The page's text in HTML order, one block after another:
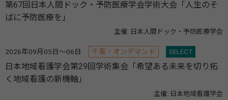
第67回日本人間ドック・予防医療学会学術大会「人生のそ
ばに予防医療を」
主催: 日本人間ドック・予防医療学会
2026年09月05日～06日 千葉・オンデマンド SELECT
日本地域看護学会第29回学術集会「希望ある未来を切り拓
く地域看護の新機軸」
主催: 日本地域看護学会